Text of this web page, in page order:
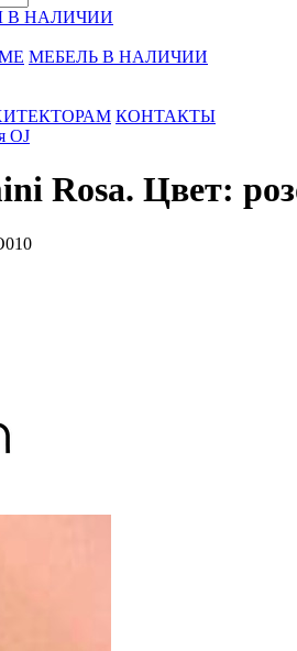
В НАЛИЧИИ
МЕБЕЛЬ В НАЛИЧИИ
КОНТАКТЫ
OJ
Rosa. Цвет: